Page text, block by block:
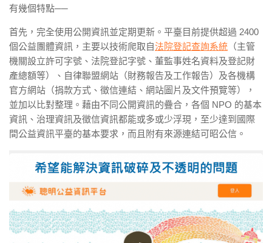
有幾個特點──
首先， 完全使用公開資訊並定期更新 。平臺目前提供超過 2400
個公益團體資訊，主要以技術爬取自法院登記查詢系統 （主管
機關設立許可字號、法院登記字號、董監事姓名資料及登記財
產總額等）、自律聯盟網站（財務報告及工作報告）及各機構
官方網站（捐款方式、徵信連結、網站圖片及文件預覽等），
並加以比對整理。藉由不同公開資訊的疊合，各個 NPO 的基本
資訊、治理資訊及徵信資訊都能或多或少浮現，至少達到國際
間公益資訊平臺的基本要求，而且附有來源連結可昭公信。